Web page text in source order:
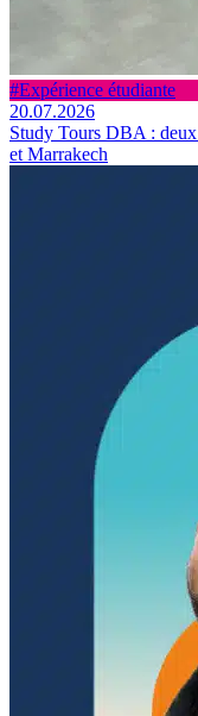
#Expérience étudiante
20.07.2026
Study Tours DBA :
et Marrakech